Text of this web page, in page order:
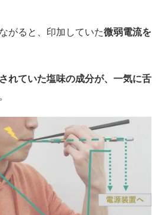
がると、印加していた微弱電流を
れていた塩味の成分が、一気に舌
。